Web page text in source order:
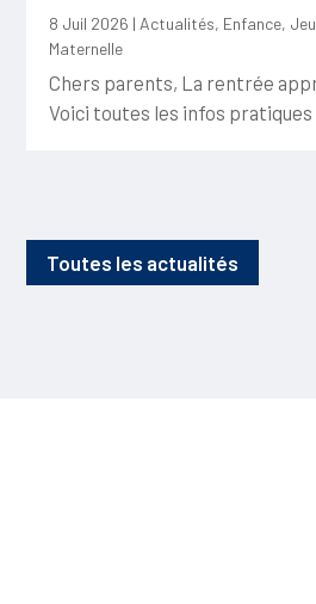
8 Juil 2026 | Actualités, Enfance,
Maternelle
Chers parents, La rentrée
Voici toutes les infos pratiques
Toutes les actualités